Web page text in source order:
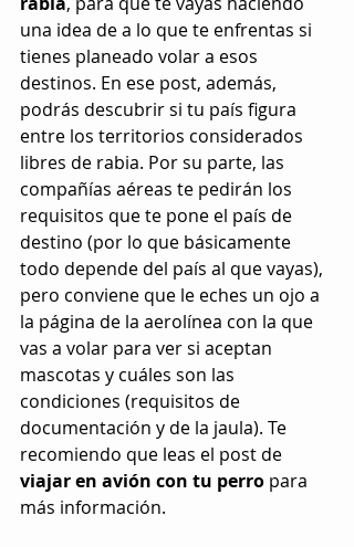
una idea de a lo que te enfrentas si
tienes planeado volar a esos
destinos. En ese post, además,
podrás descubrir si tu país figura
entre los territorios considerados
libres de rabia. Por su parte, las
compañías aéreas te pedirán los
requisitos que te pone el país de
destino (por lo que básicamente
todo depende del país al que vayas),
pero conviene que le eches un ojo a
la página de la aerolínea con la que
vas a volar para ver si aceptan
mascotas y cuáles son las
condiciones (requisitos de
documentación y de la jaula). Te
recomiendo que leas el post de
viajar en avión con tu perro para
más información.